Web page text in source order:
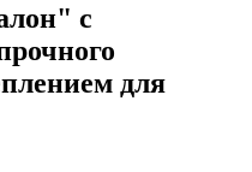
с
для